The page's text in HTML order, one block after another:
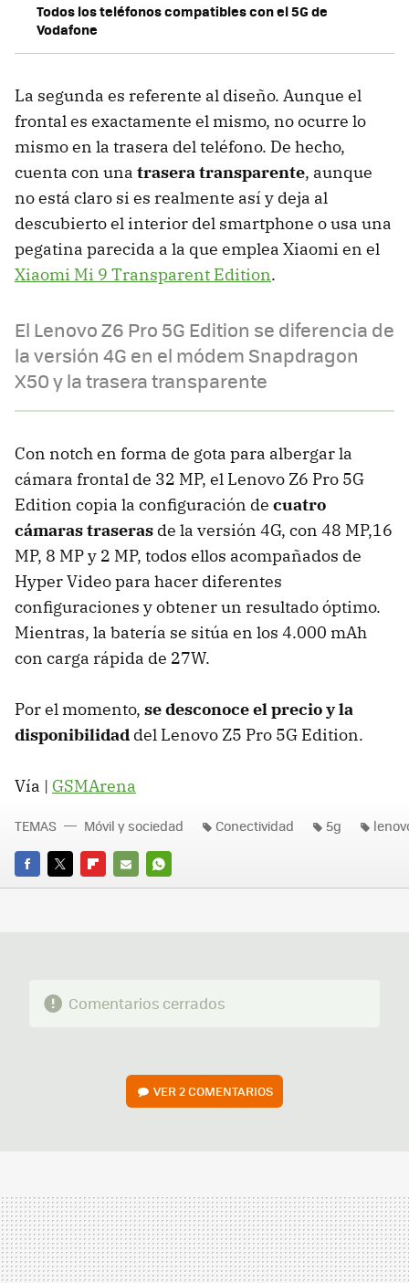
Todos los teléfonos compatibles con el 5G de
Vodafone
La segunda es referente al diseño. Aunque el
frontal es exactamente el mismo, no ocurre lo
mismo en la trasera del teléfono. De hecho,
cuenta con una trasera transparente, aunque
no está claro si es realmente así y deja al
descubierto el interior del smartphone o usa una
pegatina parecida a la que emplea Xiaomi en el
Xiaomi Mi 9 Transparent Edition.
El Lenovo Z6 Pro 5G Edition se diferencia de
la versión 4G en el módem Snapdragon
X50 y la trasera transparente
Con notch en forma de gota para albergar la
cámara frontal de 32 MP, el Lenovo Z6 Pro 5G
Edition copia la configuración de cuatro
cámaras traseras de la versión 4G, con 48 MP,16
MP, 8 MP y 2 MP, todos ellos acompañados de
Hyper Video para hacer diferentes
configuraciones y obtener un resultado óptimo.
Mientras, la batería se sitúa en los 4.000 mAh
con carga rápida de 27W.
Por el momento, se desconoce el precio y la
disponibilidad del Lenovo Z5 Pro 5G Edition.
Vía | GSMArena
FACEBOOK
TWITTERFLIPBOARD
E-
WHATSAPP
TEMAS Móvil y sociedad Conectividad 5g
Comentarios cerrados
VER2 COMENTARIOS